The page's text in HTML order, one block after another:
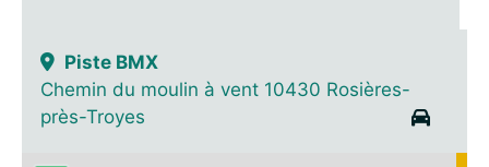
Piste BMX
Chemin du moulin à vent 10430 Rosières-
près-Troyes